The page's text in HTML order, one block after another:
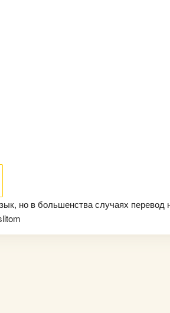
но в большенства случаях перевод